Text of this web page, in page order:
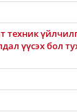
техник
үүсэх бол